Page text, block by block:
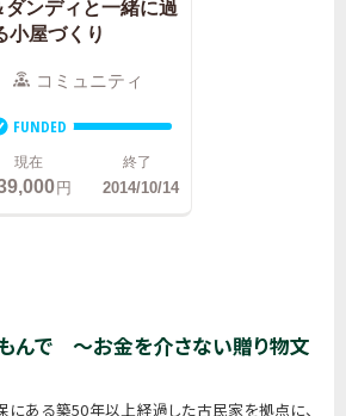
んで ～お金を介さない贈り物文
ある築50年以上経過した古民家を拠点に、